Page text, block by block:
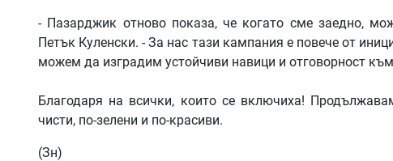
- Пазарджик отново показа, че когато сме заедно,
Петък Куленски. - За нас тази кампания е повече от
можем да изградим устойчиви навици и отговорност
Благодаря на всички, които се включиха!
чисти, по-зелени и по-красиви.
(Зн)